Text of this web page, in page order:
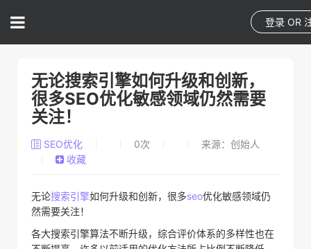
登录 OR
无论搜索引擎如何升级和创新，
很多SEO优化敏感领域仍然需要
关注！
SEO优化 0次
来源：创始人
收藏
无论搜索引擎如何升级和创新，很多seo优化敏感领域仍
然需要关注！
各大搜索引擎算法不断升级，综合评价体系的多样性也在